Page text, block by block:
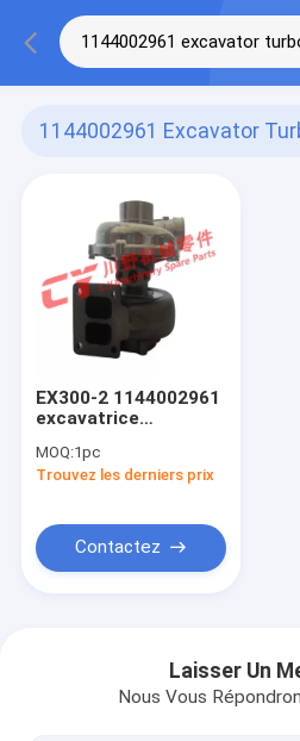
1144002961 Excavator
EX300-2 1144002961
excavatrice
TP
MOQ:1pc
Trouvez les derniers prix
Contactez
Laisser Un
Nous Vous